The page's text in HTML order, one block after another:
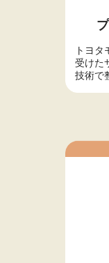
トヨ
受けた
技術で